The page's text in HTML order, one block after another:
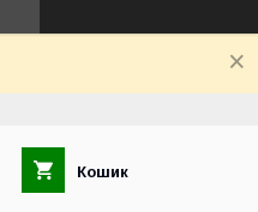
Кошик